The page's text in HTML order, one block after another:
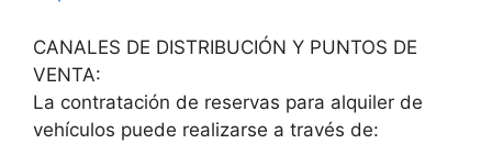
CANALES DE DISTRIBUCIÓN Y PUNTOS DE
VENTA:
La contratación de reservas para alquiler de
vehículos puede realizarse a través de: